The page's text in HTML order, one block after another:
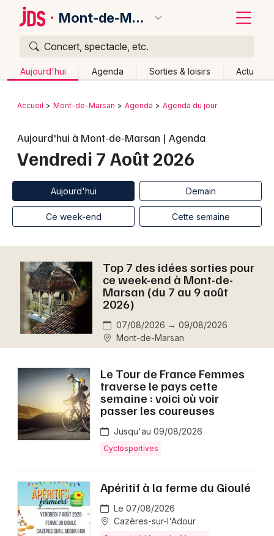
Mont-de-Marsan
Concert, spectacle, etc.
Aujourd'hui Agenda Sorties & loisirs Actu
Publier un événement
Grands événements
Activité & Expérience
Foires & salons
Spectacles
Concerts
Soirées
Sorties famille
Sorties & loisirs
Aujourd'hui dans les Landes
Aujourd'hui en Aquitaine
Colmar
Lille
Lyon
Marseille
Montpellier
Nantes
Nice
Strasbourg
Toulouse
Toutes les villes
Retour
Accueil Mont-de-Marsan Agenda Agenda du jour
Aujourd'hui à Mont-de-Marsan | Agenda
Vendredi 7 Août 2026
Aujourd'hui Demain
Ce week-end Cette semaine
Top 7 des idées sorties pour
ce week-end à Mont-de-
Marsan (du 7 au 9 août
2026)
07/08/2026 → 09/08/2026
Mont-de-Marsan
Le Tour de France Femmes
traverse le pays cette
semaine : voici où voir
passer les coureuses
Jusqu'au 09/08/2026
Cyclosportives
Apéritif à la ferme du Gioulé
Le 07/08/2026
Cazères-sur-l'Adour
Quoi ?
Où ?
Partout
Près de moi Changer de lieu
Quand ?
Effacer les dates
Aujourd'hui
Demain Ce week-end Autre